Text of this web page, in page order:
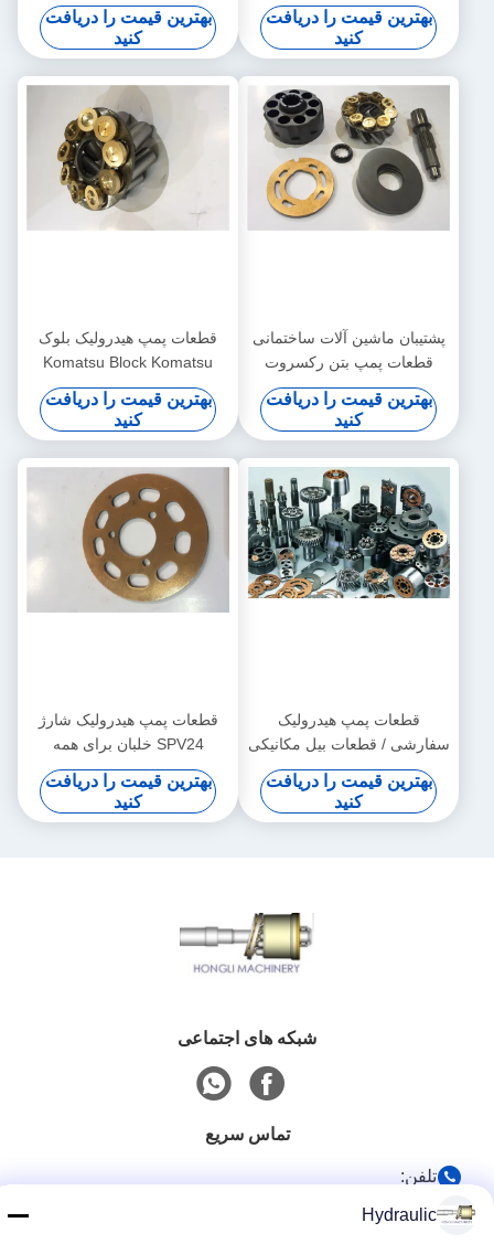
PV90L42 گواهینامه ISO موجود
بهترین قیمت را دریافت
کنید
PV90RK42 PV90L42 چند مدل
بهترین قیمت را دریافت
کنید
پشتیبان ماشین آلات ساختمانی
قطعات پمپ بتن رکسروت
PV90R030 PV90R042
بهترین قیمت را دریافت
کنید
قطعات پمپ هیدرولیک بلوک
Komatsu Block Komatsu
PC200-7 PC220 Kit Rotary
Group Kit
بهترین قیمت را دریافت
کنید
قطعات پمپ هیدرولیک
سفارشی / قطعات بیل مکانیکی
تعمیر بیل مکانیکی
بهترین قیمت را دریافت
کنید
قطعات پمپ هیدرولیک شارژ
SPV24 خلبان برای همه
برندهای تعمیر بیل مکانیکی
بهترین قیمت را دریافت
کنید
شبکه های اجتماعی
تماس سریع
تلفن:
Hydraulic